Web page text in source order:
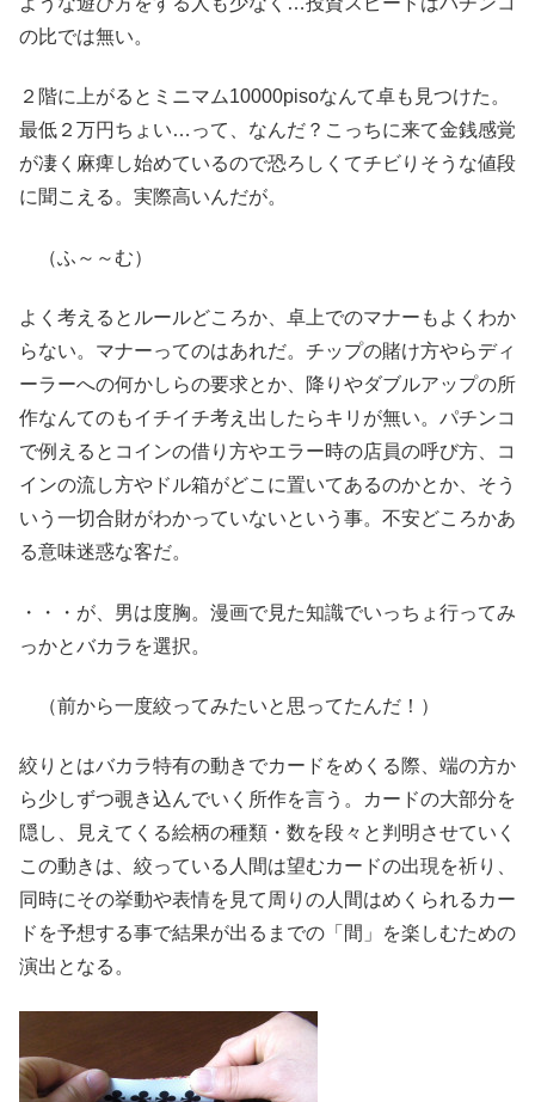
の比では無い。
２階に上がるとミニマム10000pisoなんて卓も見つけた。
最低２万円ちょい…って、なんだ？こっちに来て金銭感覚
が凄く麻痺し始めているので恐ろしくてチビりそうな値段
に聞こえる。実際高いんだが。
（ふ～～む）
よく考えるとルールどころか、卓上でのマナーもよくわか
らない。マナーってのはあれだ。チップの賭け方やらディ
ーラーへの何かしらの要求とか、降りやダブルアップの所
作なんてのもイチイチ考え出したらキリが無い。パチンコ
で例えるとコインの借り方やエラー時の店員の呼び方、コ
インの流し方やドル箱がどこに置いてあるのかとか、そう
いう一切合財がわかっていないという事。不安どころかあ
る意味迷惑な客だ。
・・・が、男は度胸。漫画で見た知識でいっちょ行ってみ
っかとバカラを選択。
（前から一度絞ってみたいと思ってたんだ！）
絞りとはバカラ特有の動きでカードをめくる際、端の方か
ら少しずつ覗き込んでいく所作を言う。カードの大部分を
隠し、見えてくる絵柄の種類・数を段々と判明させていく
この動きは、絞っている人間は望むカードの出現を祈り、
同時にその挙動や表情を見て周りの人間はめくられるカー
ドを予想する事で結果が出るまでの「間」を楽しむための
演出となる。